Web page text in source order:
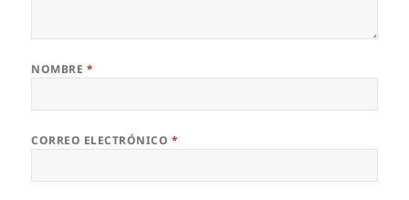
NOMBRE *
CORREO ELECTRÓNICO *